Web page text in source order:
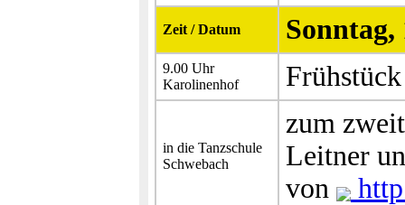
Zeit / Datum Sonntag,
9.00 Uhr
Karolinenhof
Frühstück
in die Tanzschule
Schwebach
zum
Leitner
von